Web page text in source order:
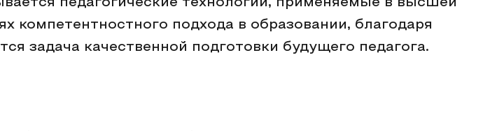
педагогические технологии, применяемые в высшей
компетентностного подхода в образовании, благодаря
задача качественной подготовки будущего педагога.